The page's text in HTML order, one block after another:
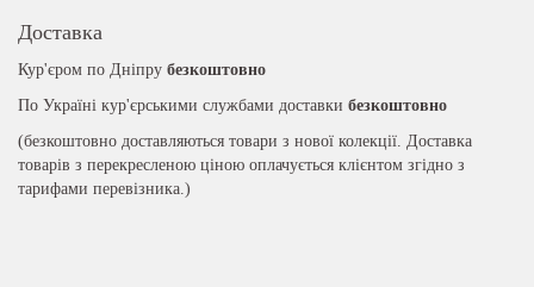
Доставка
Кур'єром по Дніпру безкоштовно
По Україні кур'єрськими службами доставки безкоштовно
(безкоштовно доставляються товари з нової колекції. Доставка
товарів з перекресленою ціною оплачується клієнтом згідно з
тарифами перевізника.)